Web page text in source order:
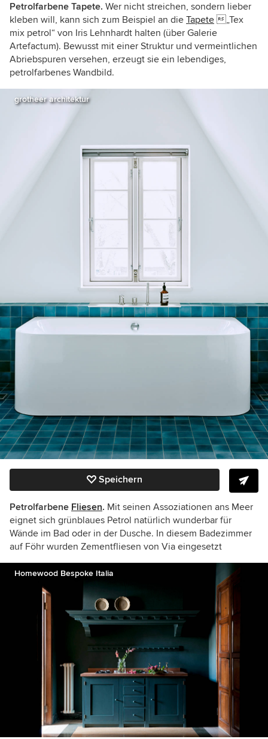
Petrolfarbene Tapete. Wer nicht streichen, sondern lieber
kleben will, kann sich zum Beispiel an die Tapete „Tex
mix petrol“ von Iris Lehnhardt halten (über Galerie
Artefactum). Bewusst mit einer Struktur und vermeintlichen
Abriebspuren versehen, erzeugt sie ein lebendiges,
petrolfarbenes Wandbild.
grotheer architektur
Speichern
Petrolfarbene Fliesen. Mit seinen Assoziationen ans Meer
eignet sich grünblaues Petrol natürlich wunderbar für
Wände im Bad oder in der Dusche. In diesem Badezimmer
auf Föhr wurden Zementfliesen von Via eingesetzt
Homewood Bespoke Italia